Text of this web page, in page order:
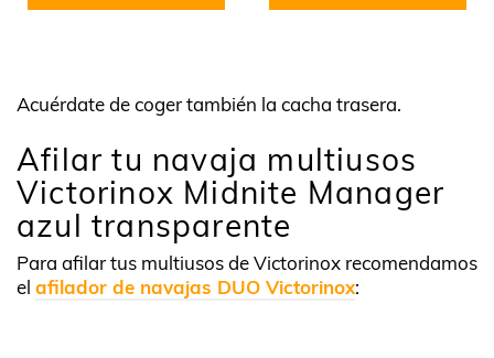
Acuérdate de coger también la cacha trasera.
Afilar tu navaja multiusos
Victorinox Midnite Manager
azul transparente
Para afilar tus multiusos de Victorinox recomendamos
el afilador de navajas DUO Victorinox: